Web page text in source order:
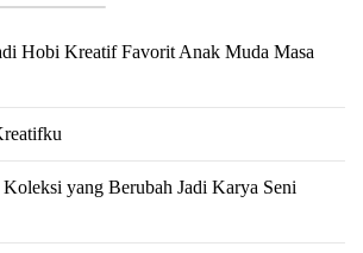
Hobi Kreatif Favorit Anak Muda Masa
yang Berubah Jadi Karya Seni